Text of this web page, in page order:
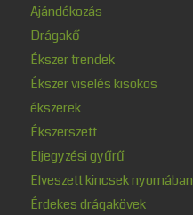
Ajándékozás
Drágakő
Ékszer trendek
Ékszer viselés kisokos
ékszerek
Ékszerszett
Eljegyzési gyűrű
Elveszett kincsek nyomában
Érdekes drágakövek